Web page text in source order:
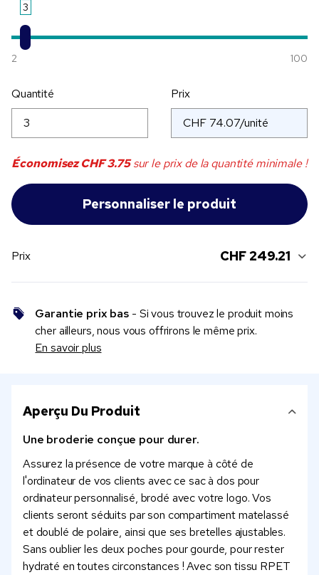
3
2 100
Quantité Prix
ÉconomisezCHF 3.75sur le prix de la quantité minimale !
Prix CHF 249.21
Garantie prix bas - Si vous trouvez le produit moins
cher ailleurs, nous vous offrirons le même prix.
En savoir plus
Aperçu Du Produit
Une broderie conçue pour durer.
Assurez la présence de votre marque à côté de
l'ordinateur de vos clients avec ce sac à dos pour
ordinateur personnalisé, brodé avec votre logo. Vos
clients seront séduits par son compartiment matelassé
et doublé de polaire, ainsi que ses bretelles ajustables.
Sans oublier les deux poches pour gourde, pour rester
hydraté en toutes circonstances ! Avec son tissu RPET